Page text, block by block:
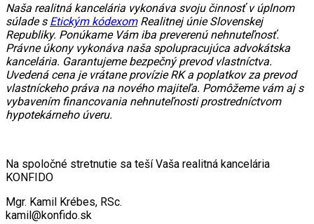
Naša realitná kancelária vykonáva svoju činnosť v úplnom
súlade s Etickým kódexomRealitnej únie Slovenskej
Republiky. Ponúkame Vám iba preverenú nehnuteľnosť.
Právne úkony vykonáva naša spolupracujúca advokátska
kancelária. Garantujeme bezpečný prevod vlastníctva.
Uvedená cena je vrátane provízie RK a poplatkov za prevod
vlastníckeho práva na nového majiteľa. Pomôžeme vám aj s
vybavením financovania nehnuteľnosti prostredníctvom
hypotekárneho úveru.
Na spoločné stretnutie sa teší Vaša realitná kancelária
KONFIDO
Mgr. Kamil Krébes, RSc.
kamil@konfido.sk